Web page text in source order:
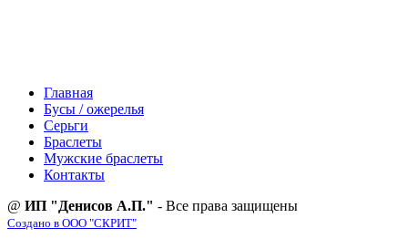
Главная
Бусы / ожерелья
Серьги
Браслеты
Мужские браслеты
Контакты
@ ИП "Денисов А.П." - Все права защищены
Создано в ООО "СКРИТ"